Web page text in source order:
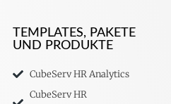
TEMPLATES, PAKETE
UND PRODUKTE
CubeServ HR Analytics
CubeServ HR